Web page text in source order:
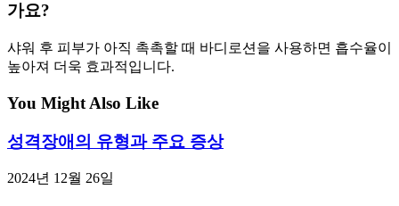
가요?
샤워 후 피부가 아직 촉촉할 때 바디로션을 사용하면 흡수율이
높아져 더욱 효과적입니다.
You Might Also Like
성격장애의 유형과 주요 증상
2024년 12월 26일